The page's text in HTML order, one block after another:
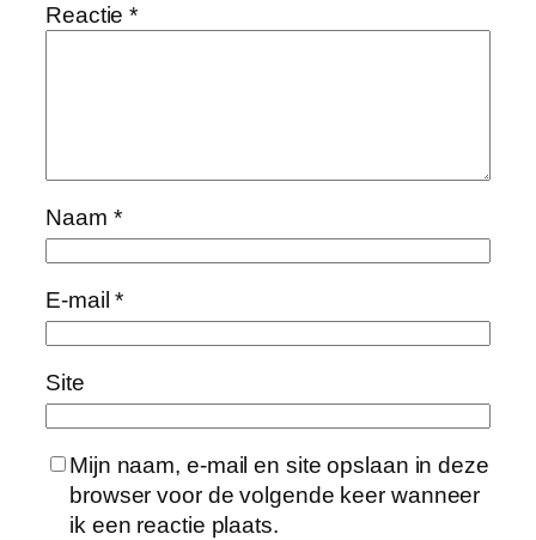
Reactie*
Naam *
E-mail*
Site
Mijn naam, e-mail en site opslaan in deze
browser voor de volgende keer wanneer
ik een reactie plaats.